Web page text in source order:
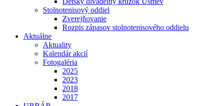
Stolnotenisový oddiel
Zverejňovanie
Rozpis zápasov stolnotenisového oddielu
Aktuálne
Aktuality
Kalendár akcií
Fotogaléria
2025
2023
2018
2017